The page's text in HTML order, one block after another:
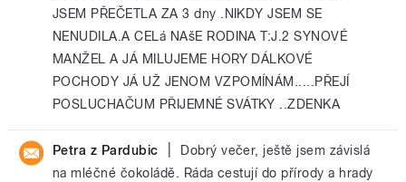
JSEM PŘEČETLA ZA 3 dny .NIKDY JSEM SE
NENUDILA.A CELá NAšE RODINA T:J.2 SYNOVÉ
MANŽEL A JÁ MILUJEME HORY DÁLKOVÉ
POCHODY JÁ UŽ JENOM VZPOMÍNÁM.....PŘEJÍ
POSLUCHAČUM PŘIJEMNÉ SVÁTKY ..ZDENKA
Petra z Pardubic
Dobrý večer, ještě jsem závislá
na mléčné čokoládě. Ráda cestují do přírody a hrady